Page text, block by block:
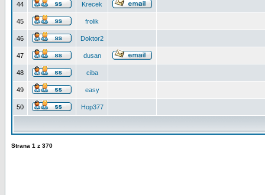
44 Krecek
45 frolik
46 Doktor2
47 dusan
48 ciba
49 easy
50 Hop377
Strana 1 z 370